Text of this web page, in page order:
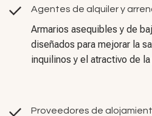
Agentes de alquiler y
Armarios asequibles y de
diseñados para mejorar la
inquilinos y el atractivo de
Proveedores de